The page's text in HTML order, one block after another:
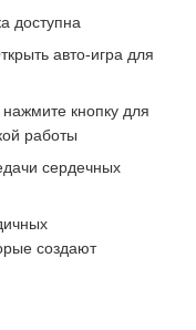
доступна
авто-игра для
кнопку для
работы
сердечных
создают